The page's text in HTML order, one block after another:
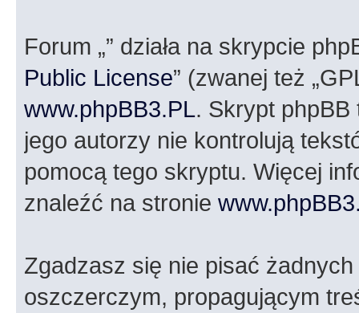
Forum „” działa na skrypcie
Public License” (zwanej też
www.phpBB3.PL. Skrypt phpBB
jego autorzy nie kontrolują
pomocą tego skryptu. Więcej
znaleźć na stronie
Zgadzasz się nie pisać
oszczerczym, propagującym